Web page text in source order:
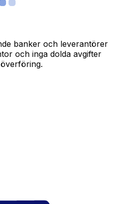
banker och leverantörer
och inga dolda avgifter